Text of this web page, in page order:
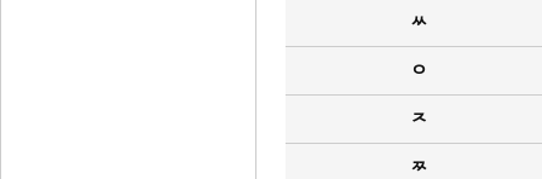
ㅆ
ㅇ
ㅈ
ㅉ